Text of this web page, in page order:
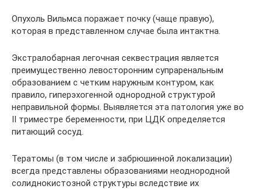
Опухоль Вильмса поражает почку (чаще правую),
которая в представленном случае была интактна.
Экстралобарная легочная секвестрация является
преимущественно левосторонним супраренальным
образованием с четким наружным контуром, как
правило, гиперэхогенной однородной структурой
неправильной формы. Выявляется эта патология уже во
II триместре беременности, при ЦДК определяется
питающий сосуд.
Тератомы (в том числе и забрюшинной локализации)
всегда представлены образованиями неоднородной
солиднокистозной структуры вследствие их